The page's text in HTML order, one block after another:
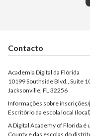
Contacto
Academia Digital da Flórida
10199 Southside Blvd., Suite
Jacksonville, FL 32256
Informações sobre
Escritório da escola local
A Digital Academy of Florida
County e das escolas do